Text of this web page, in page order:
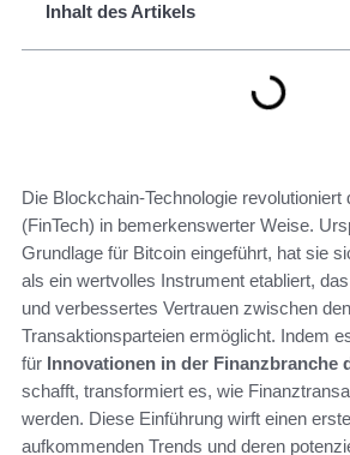
Inhalt des Artikels
Die Blockchain-Technologie revolutioniert
(FinTech) in bemerkenswerter Weise.
Grundlage für Bitcoin eingeführt, hat sie
als ein wertvolles Instrument etabliert,
und verbessertes Vertrauen zwischen den
Transaktionsparteien ermöglicht. Indem
für Innovationen in der Finanzbranche
schafft, transformiert es, wie
werden. Diese Einführung wirft einen
aufkommenden Trends und deren